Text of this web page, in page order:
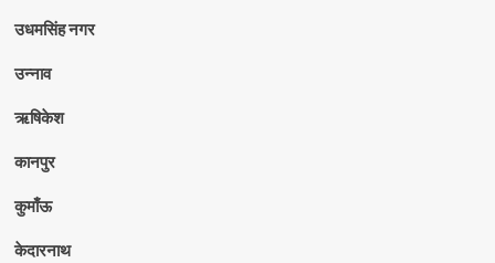
उधमसिंह नगर
उन्नाव
ऋषिकेश
कानपुर
कुमाँऊ
केदारनाथ